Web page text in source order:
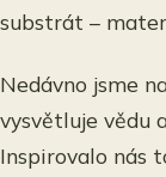
substrát –
Nedávno jsme
vysvětluje vědu
Inspirovalo nás